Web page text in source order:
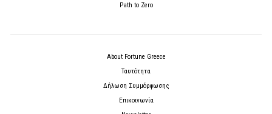
Path to Zero
About Fortune Greece
Ταυτότητα
Δήλωση Συμμόρφωσης
Επικοινωνία